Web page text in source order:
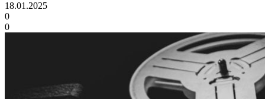
18.01.2025
0
0